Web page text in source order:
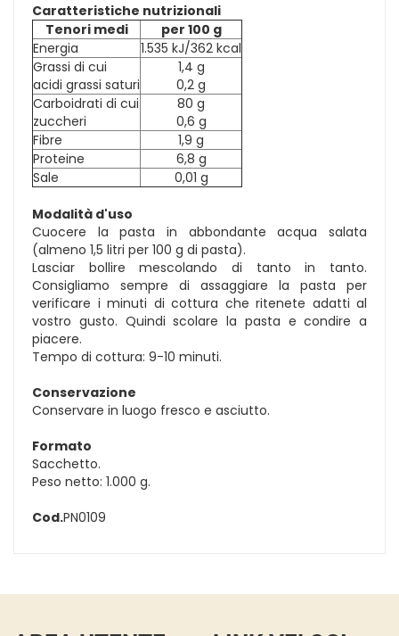
Caratteristiche nutrizionali
Tenori medi
per 100 g
Energia
1.535 kJ/362 kcal
Grassi di cui
acidi grassi saturi
1,4 g
0,2 g
Carboidrati di cui
zuccheri
80 g
0,6 g
Fibre
1,9 g
Proteine
6,8 g
Sale
0,01 g
Modalità d'uso
Cuocere la pasta in abbondante acqua salata
(almeno 1,5 litri per 100 g di pasta).
Lasciar bollire mescolando di tanto in tanto.
Consigliamo sempre di assaggiare la pasta per
verificare i minuti di cottura che ritenete adatti al
vostro gusto. Quindi scolare la pasta e condire a
piacere.
Tempo di cottura: 9-10 minuti.
Conservazione
Conservare in luogo fresco e asciutto.
Formato
Sacchetto.
Peso netto: 1.000 g.
Cod.PN0109